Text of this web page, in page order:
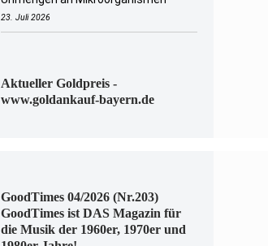
23. Juli 2026
Aktueller Goldpreis -
www.goldankauf-bayern.de
GoodTimes 04/2026 (Nr.203)
GoodTimes ist DAS Magazin für
die Musik der 1960er, 1970er und